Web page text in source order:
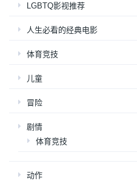
LGBTQ影视推荐
人生必看的经典电影
体育竞技
儿童
冒险
剧情
体育竞技
动作